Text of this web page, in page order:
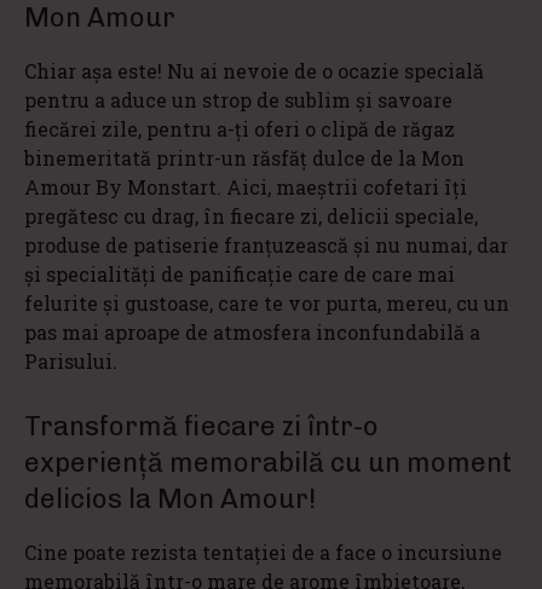
Mon Amour
Chiar aşa este! Nu ai nevoie de o ocazie specială
pentru a aduce un strop de sublim şi savoare
fiecărei zile, pentru a-ţi oferi o clipă de răgaz
binemeritată printr-un răsfăţ dulce de la Mon
Amour By Monstart. Aici, maeştrii cofetari îţi
pregătesc cu drag, în fiecare zi, delicii speciale,
produse de patiserie franţuzească şi nu numai, dar
şi specialităţi de panificaţie care de care mai
felurite şi gustoase, care te vor purta, mereu, cu un
pas mai aproape de atmosfera inconfundabilă a
Parisului.
Transformă fiecare zi într-o
experienţă memorabilă cu un moment
delicios la Mon Amour!
Cine poate rezista tentaţiei de a face o incursiune
memorabilă într-o mare de arome îmbietoare,